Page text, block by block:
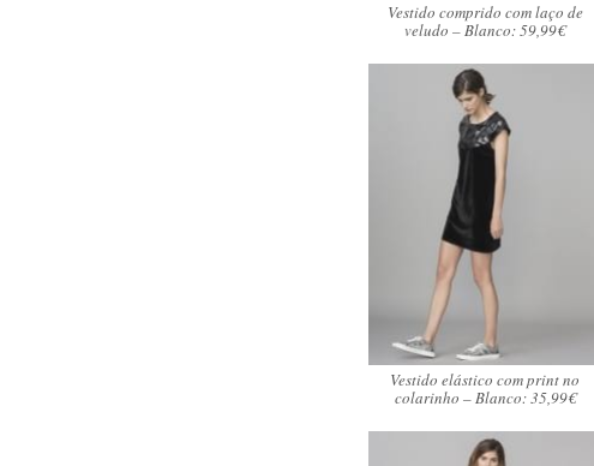
Vestido comprido com laço de
veludo – Blanco: 59,99€
Vestido elástico com print no
colarinho – Blanco: 35,99€